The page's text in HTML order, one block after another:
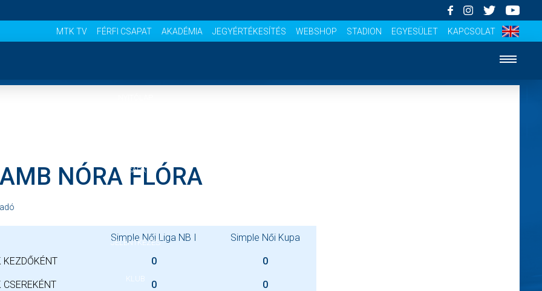
MTK TV FÉRFI CSAPAT AKADÉMIA JEGYÉRTÉKESÍTÉS WEBSHOP STADION EGYESÜLET KAPCSOLAT
CSAPAT
JELENTKEZÉS
KLUB
NÓRA FLÓRA
Simple Női Liga NB I Simple Női Kupa
KEZDŐKÉNT 0 0
CSEREKÉNT 0 0